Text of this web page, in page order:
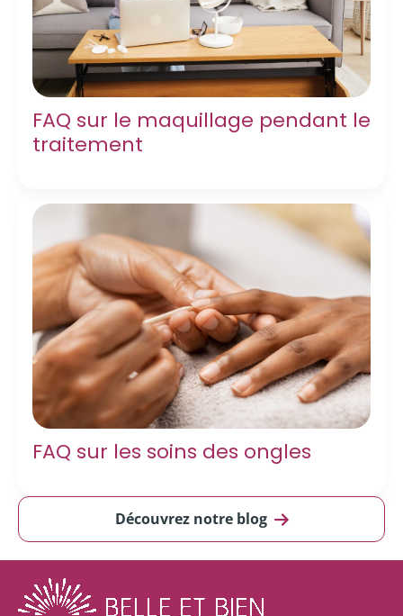
FAQ sur le maquillage pendant le
traitement
FAQ sur les soins des ongles
Découvrez notre blog